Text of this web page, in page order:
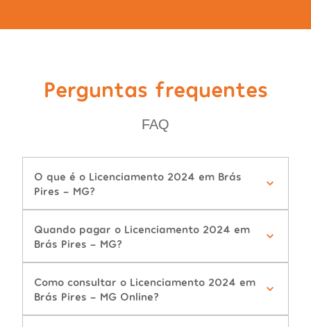
Perguntas frequentes
FAQ
O que é o Licenciamento 2024 em Brás
Pires - MG?
Quando pagar o Licenciamento 2024 em
Brás Pires - MG?
Como consultar o Licenciamento 2024 em
Brás Pires - MG Online?